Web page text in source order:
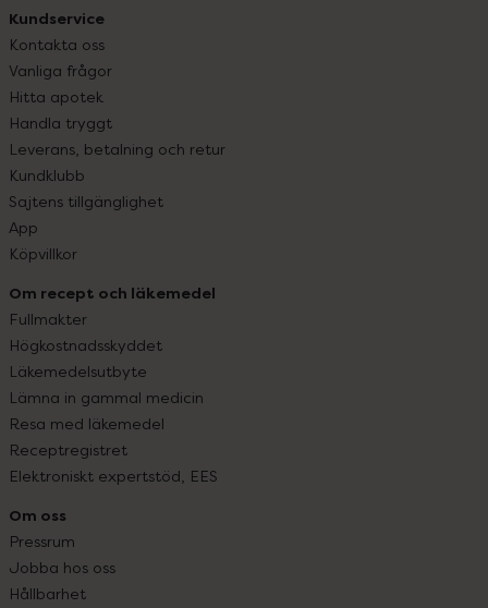
Kundservice
Kontakta oss
Vanliga frågor
Hitta apotek
Handla tryggt
Leverans, betalning och retur
Kundklubb
Sajtens tillgänglighet
App
Köpvillkor
Om recept och läkemedel
Fullmakter
Högkostnadsskyddet
Läkemedelsutbyte
Lämna in gammal medicin
Resa med läkemedel
Receptregistret
Elektroniskt expertstöd, EES
Om oss
Pressrum
Jobba hos oss
Hållbarhet